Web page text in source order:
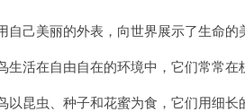
己美丽的外表，向世界展示了生命的
活在自由自在的环境中，它们常常在
昆虫、种子和花蜜为食，它们用细长